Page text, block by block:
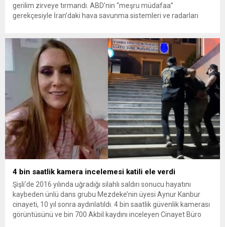
gerilim zirveye tırmandı. ABD’nin “meşru müdafaa”
gerekçesiyle İran’daki hava savunma sistemleri ve radarları
yeni bir ABD saldırısına anında yanıt verileceğini duyurdu....
4 bin saatlik kamera incelemesi katili ele verdi
Şişli’de 2016 yılında uğradığı silahlı saldırı sonucu hayatını
kaybeden ünlü dans grubu Mezdeke’nin üyesi Aynur Kanbur
cinayeti, 10 yıl sonra aydınlatıldı. 4 bin saatlik güvenlik kamerası
görüntüsünü ve bin 700 Akbil kaydını inceleyen Cinayet Büro